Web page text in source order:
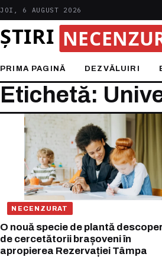
JOI, 6 AUGUST 2026
PRIMA PAGINĂ DEZVĂLUIRI
Etichetă:
NECENZURAT
O nouă specie de plantă
de cercetătorii brașoveni în
apropierea Rezervației Tâmpa